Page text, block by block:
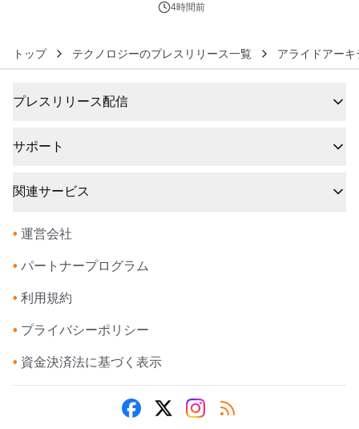
4時間前
トップ テクノロジーのプレスリリース一覧 アライドアー
プレスリリース配信
サポート
関連サービス
• 運営会社
• パートナープログラム
• 利用規約
• プライバシーポリシー
• 資金決済法に基づく表示